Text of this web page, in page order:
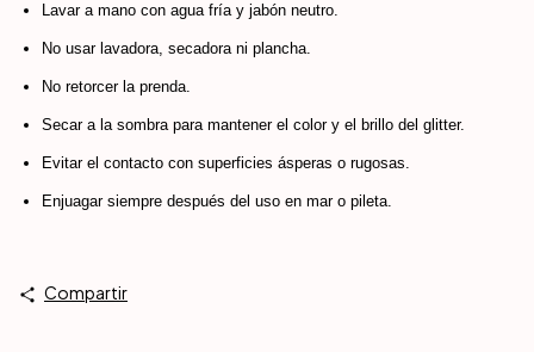
Lavar a mano con agua fría y jabón neutro.
No usar lavadora, secadora ni plancha.
No retorcer la prenda.
Secar a la sombra para mantener el color y el brillo del glitter.
Evitar el contacto con superficies ásperas o rugosas.
Enjuagar siempre después del uso en mar o pileta.
Compartir